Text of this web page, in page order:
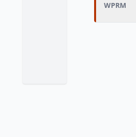
WPRM